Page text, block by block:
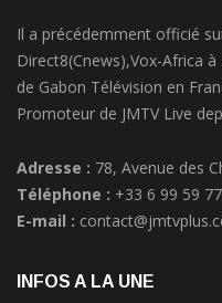
Il a précédemment officié
Direct8(Cnews),Vox-Africa
de Gabon Télévision en
Promoteur de JMTV Live
Adresse : 78, Avenue des
Téléphone : +33 6 99 59
E-mail :
INFOS A LA UNE